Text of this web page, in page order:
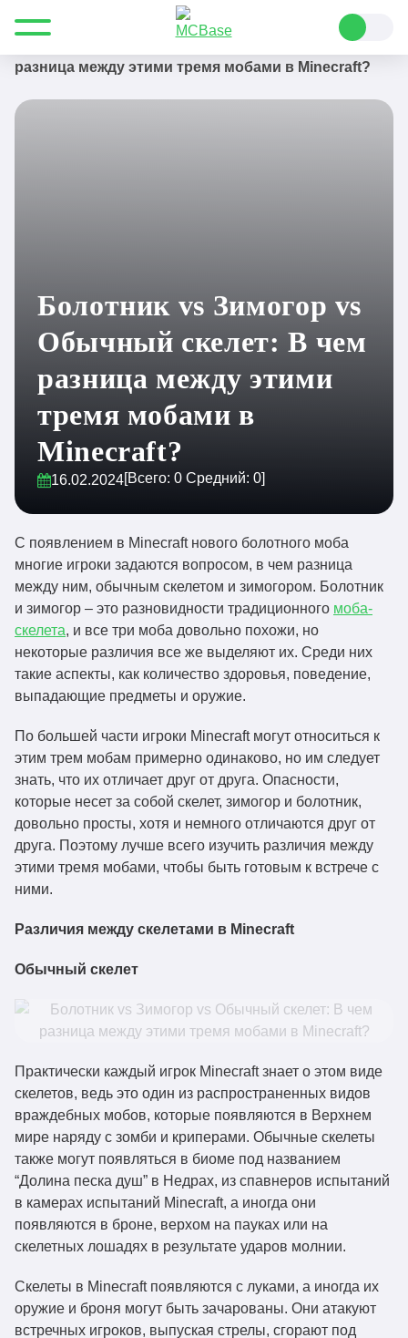
Все для Minecraft Полезные статьи
Руководства
Болотник vs Зимогор vs Обычный скелет: В чем
разница между этими тремя мобами в Minecraft?
Болотник vs Зимогор vs
Обычный скелет: В чем
разница между этими
тремя мобами в
Minecraft?
16.02.2024[Всего: 0 Средний: 0]
С появлением в Minecraft нового болотного моба
многие игроки задаются вопросом, в чем разница
между ним, обычным скелетом и зимогором. Болотник
и зимогор – это разновидности традиционного моба-
скелета, и все три моба довольно похожи, но
некоторые различия все же выделяют их. Среди них
такие аспекты, как количество здоровья, поведение,
выпадающие предметы и оружие.
По большей части игроки Minecraft могут относиться к
этим трем мобам примерно одинаково, но им следует
знать, что их отличает друг от друга. Опасности,
которые несет за собой скелет, зимогор и болотник,
довольно просты, хотя и немного отличаются друг от
друга. Поэтому лучше всего изучить различия между
этими тремя мобами, чтобы быть готовым к встрече с
ними.
Различия между скелетами в Minecraft
Обычный скелет
Практически каждый игрок Minecraft знает о этом виде
скелетов, ведь это один из распространенных видов
враждебных мобов, которые появляются в Верхнем
мире наряду с зомби и криперами. Обычные скелеты
также могут появляться в биоме под названием
“Долина песка душ” в Недрах, из спавнеров испытаний
в камерах испытаний Minecraft, а иногда они
появляются в броне, верхом на пауках или на
скелетных лошадях в результате ударов молнии.
Скелеты в Minecraft появляются с луками, а иногда их
оружие и броня могут быть зачарованы. Они атакуют
встречных игроков, выпуская стрелы, сгорают под